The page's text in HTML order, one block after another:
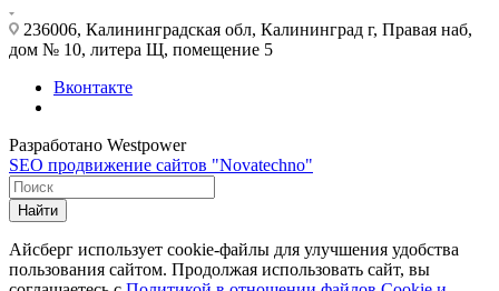
236006, Калининградская обл, Калининград г, Правая наб,
дом № 10, литера Щ, помещение 5
Вконтакте
Разработано Westpower
SEO продвижение сайтов "Novatechno"
Найти
Айсберг использует cookie-файлы для улучшения удобства
пользования сайтом. Продолжая использовать сайт, вы